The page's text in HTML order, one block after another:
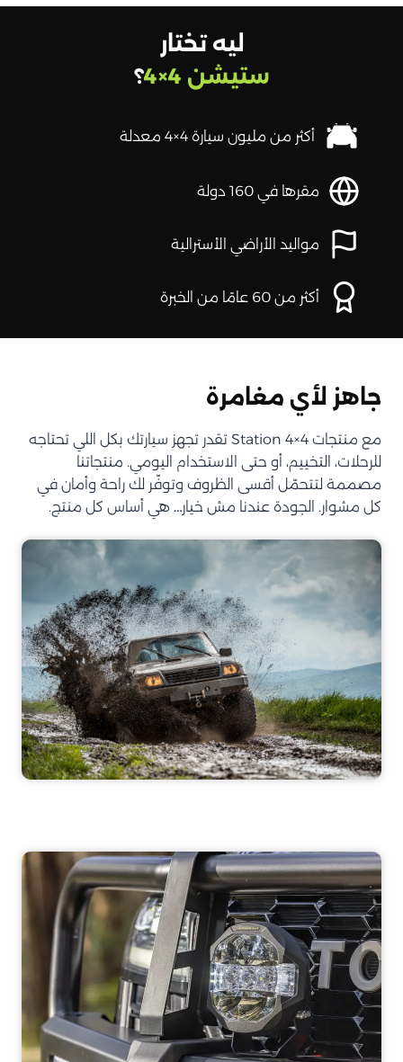
ليه تختار
ستيشن 4×4
؟
أكثر من مليون سيارة 4×4 معدلة
مقرها في 160 دولة
مواليد الأراضي الأسترالية
أكثر من 60 عامًا من الخبرة
جاهز لأي مغامرة
مع منتجات Station 4×4 تقدر تجهز سيارتك بكل اللي تحتاجه
للرحلات، التخييم، أو حتى الاستخدام اليومي. منتجاتنا
مصممة لتتحمّل أقسى الظروف وتوفّر لك راحة وأمان في
كل مشوار. الجودة عندنا مش خيار… هي أساس كل منتج.